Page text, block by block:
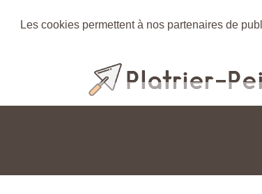
Les cookies permettent à nos partenaires de